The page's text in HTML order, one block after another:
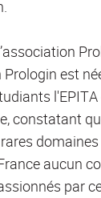
est
l'EPITA
constatant
aucun
par